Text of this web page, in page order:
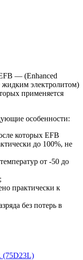
— (Enhanced
жидким электролитом)
применяется
особенности:
которых EFB
до 100%, не
от -50 до
практически к
без потерь в
(75D23L)